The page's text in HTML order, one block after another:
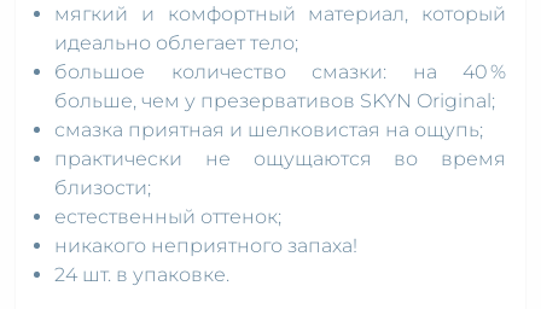
мягкий и комфортный материал, который
идеально облегает тело;
большое количество смазки: на 40 %
больше, чем у презервативов SKYN Original;
смазка приятная и шелковистая на ощупь;
практически не ощущаются во время
близости;
естественный оттенок;
никакого неприятного запаха!
24 шт. в упаковке.